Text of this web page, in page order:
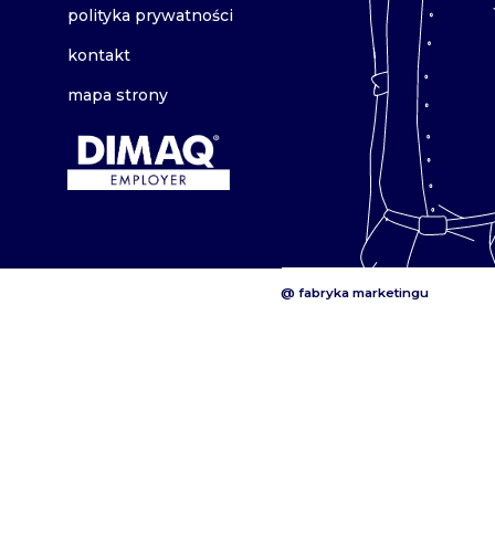
polityka prywatności
kontakt
mapa strony
@ fabryka marketingu